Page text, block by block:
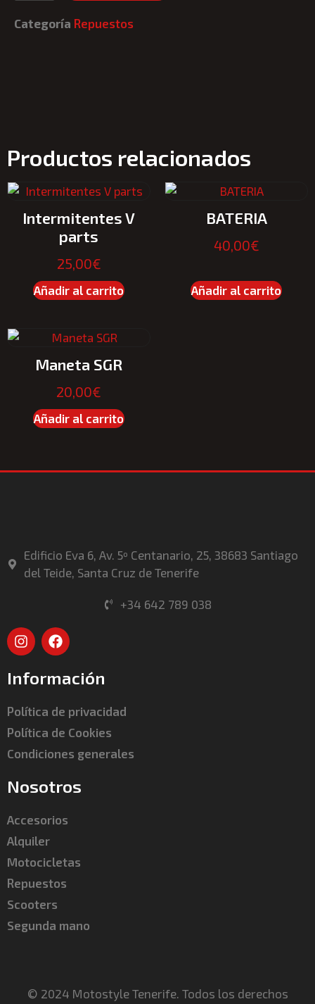
Categoría Repuestos
Productos relacionados
Intermitentes V
parts
25,00€
Añadir al carrito
BATERIA
40,00€
Añadir al carrito
Maneta SGR
20,00€
Añadir al carrito
Edificio Eva 6, Av. 5º Centanario, 25, 38683 Santiago
del Teide, Santa Cruz de Tenerife
+34 642 789 038
Información
Política de privacidad
Política de Cookies
Condiciones generales
Nosotros
Accesorios
Alquiler
Motocicletas
Repuestos
Scooters
Segunda mano
© 2024 Motostyle Tenerife. Todos los derechos